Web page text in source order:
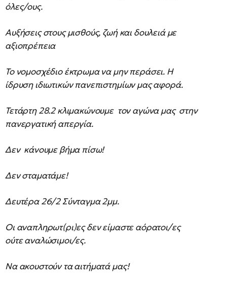
όλες/ους.
Αυξήσεις στους μισθούς, ζωή και δουλειά με
αξιοπρέπεια
Το νομοσχέδιο έκτρωμα να μην περάσει. Η
ίδρυση ιδιωτικών πανεπιστημίων μας αφορά.
Τετάρτη 28.2 κλιμακώνουμε τον αγώνα μας στην
πανεργατική απεργία.
Δεν κάνουμε βήμα πίσω!
Δεν σταματάμε!
Δευτέρα 26/2 Σύνταγμα 2μμ.
Οι αναπληρωτ(ρι)ες δεν είμαστε αόρατοι/ες
ούτε αναλώσιμοι/ες.
Να ακουστούν τα αιτήματά μας!